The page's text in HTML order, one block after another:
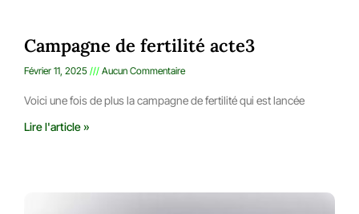
Campagne de fertilité acte3
Février 11, 2025 Aucun Commentaire
Voici une fois de plus la campagne de fertilité qui est lancée
Lire l'article »